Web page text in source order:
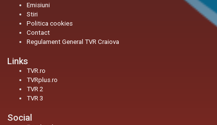
Emisiuni
Stiri
Politica cookies
Contact
Regulament General TVR Craiova
Links
TVR.ro
TVRplus.ro
TVR 2
TVR 3
Social